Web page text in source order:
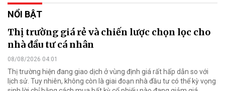
NỔI BẬT
Thị trường giá rẻ và chiến lược chọn lọc cho
nhà đầu tư cá nhân
08/08/2026 04:01
Thị trường hiện đang giao dịch ở vùng định giá rất hấp dẫn so với
lịch sử. Tuy nhiên, không còn là giai đoạn nhà đầu tư có thể kỳ vọng